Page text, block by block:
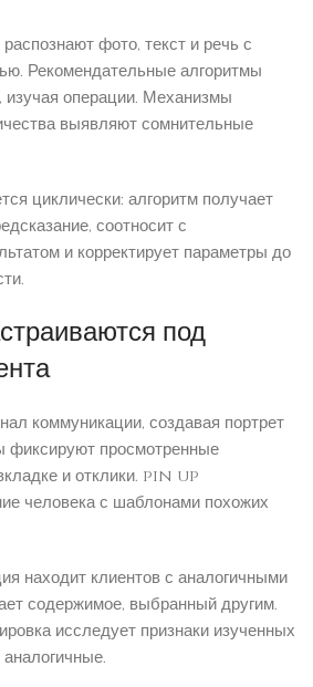
фото, текст и речь с
Рекомендательные алгоритмы
изучая операции. Механизмы
выявляют сомнительные
циклически: алгоритм получает
соотносит с
и корректирует параметры до
под
коммуникации, создавая портрет
фиксируют просмотренные
и отклики. pin up
человека с шаблонами похожих
находит клиентов с аналогичными
содержимое, выбранный другим.
исследует признаки изученных